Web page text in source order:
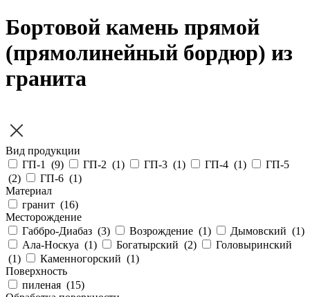
Бортовой камень прямой
(прямолинейный бордюр) из
гранита
Вид продукции
ГП-1 (9) ГП-2 (1) ГП-3 (1) ГП-4 (1)
ГП-5
(2) ГП-6 (1)
Материал
гранит (16)
Месторождение
Габбро-Диабаз (3) Возрождение (1) Дымовский (1)
Ала-Носкуа (1) Богатырский (2)
Головыринский
(1) Каменногорский (1)
Поверхность
пиленая (15)